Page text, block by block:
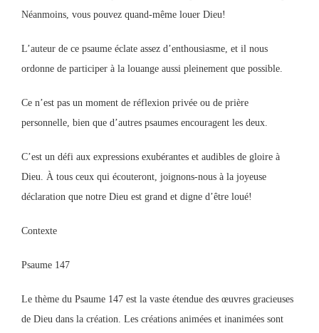
Néanmoins, vous pouvez quand-même louer Dieu!
L’auteur de ce psaume éclate assez d’enthousiasme, et il nous
ordonne de participer à la louange aussi pleinement que possible.
Ce n’est pas un moment de réflexion privée ou de prière
personnelle, bien que d’autres psaumes encouragent les deux.
C’est un défi aux expressions exubérantes et audibles de gloire à
Dieu. À tous ceux qui écouteront, joignons-nous à la joyeuse
déclaration que notre Dieu est grand et digne d’être loué!
Contexte
Psaume 147
Le thème du Psaume 147 est la vaste étendue des œuvres gracieuses
de Dieu dans la création. Les créations animées et inanimées sont